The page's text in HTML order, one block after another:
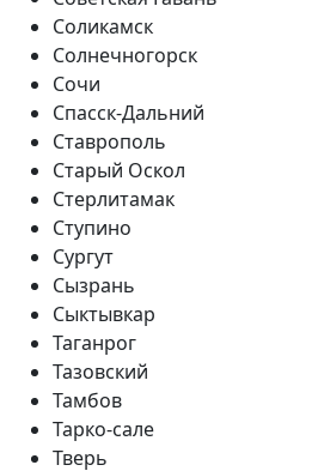
Соликамск
Солнечногорск
Сочи
Спасск-Дальний
Ставрополь
Старый Оскол
Стерлитамак
Ступино
Сургут
Сызрань
Сыктывкар
Таганрог
Тазовский
Тамбов
Тарко-сале
Тверь